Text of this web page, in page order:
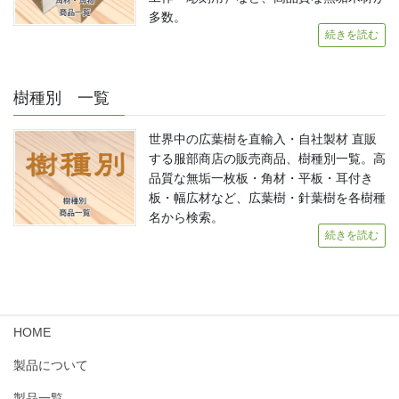
多数。
続きを読む
樹種別 一覧
世界中の広葉樹を直輸入・自社製材 直販
する服部商店の販売商品、樹種別一覧。高
品質な無垢一枚板・角材・平板・耳付き
板・幅広材など、広葉樹・針葉樹を各樹種
名から検索。
続きを読む
HOME
製品について